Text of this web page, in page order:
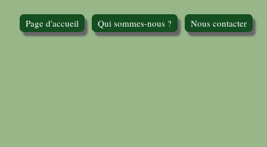
Page d'accueil Qui sommes-nous ? Nous contacter